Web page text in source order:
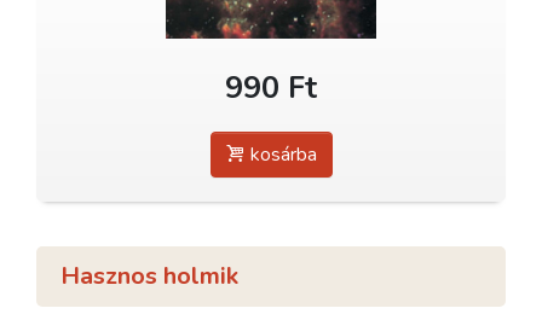
990 Ft
kosárba
Hasznos holmik